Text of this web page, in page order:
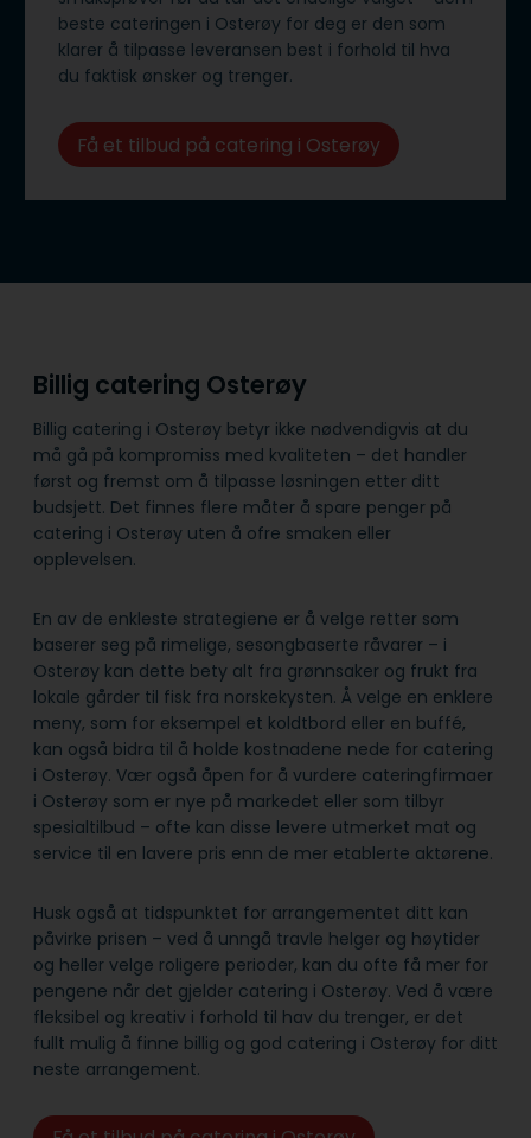
beste cateringen i Osterøy for deg er den som
klarer å tilpasse leveransen best i forhold til hva
du faktisk ønsker og trenger.
Få et tilbud på catering i Osterøy
Billig catering Osterøy
Billig catering i Osterøy betyr ikke nødvendigvis at du
må gå på kompromiss med kvaliteten – det handler
først og fremst om å tilpasse løsningen etter ditt
budsjett. Det finnes flere måter å spare penger på
catering i Osterøy uten å ofre smaken eller
opplevelsen.
En av de enkleste strategiene er å velge retter som
baserer seg på rimelige, sesongbaserte råvarer – i
Osterøy kan dette bety alt fra grønnsaker og frukt fra
lokale gårder til fisk fra norskekysten. Å velge en enklere
meny, som for eksempel et koldtbord eller en buffé,
kan også bidra til å holde kostnadene nede for catering
i Osterøy. Vær også åpen for å vurdere cateringfirmaer
i Osterøy som er nye på markedet eller som tilbyr
spesialtilbud – ofte kan disse levere utmerket mat og
service til en lavere pris enn de mer etablerte aktørene.
Husk også at tidspunktet for arrangementet ditt kan
påvirke prisen – ved å unngå travle helger og høytider
og heller velge roligere perioder, kan du ofte få mer for
pengene når det gjelder catering i Osterøy. Ved å være
fleksibel og kreativ i forhold til hav du trenger, er det
fullt mulig å finne billig og god catering i Osterøy for ditt
neste arrangement.